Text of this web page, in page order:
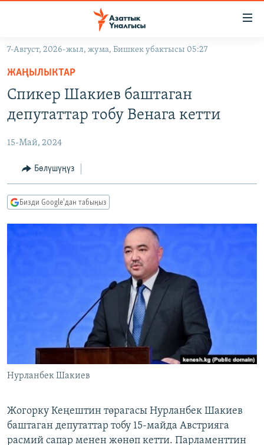
Навигацияга
өтүңүз
Издөөгө
салыңызКЫРГЫЗСТАН
ЭКОНОМИКА
МАДАНИЯТ
БОРБОР АЗИЯ
УКРАИНА
АТАЙЫН ИЛИКТӨӨ
ТВ ПРОГРАММАЛАР
ЭКСПЕРТТЕР ТАЛДАЙТ
ЫҢГАЙСЫЗ СУРООЛОР
ӨЗГӨЧӨ ПИКИР
ЭЕ/АРнун бардык сайттары
7-Август, 2026-жыл, жума, Бишкек убактысы 05:27
ЖАҢЫЛЫКТАР
Спикер Шакиев баштаган
депутаттар тобу Венага кетти
15-Май, 2024
Бөлүшүңүз
Бизди Google'дан табыңыз
Нурланбек Шакиев
Жогорку Кеңештин төрагасы Нурланбек Шакиев
баштаган депутаттар тобу 15-майда Австрияга
расмий сапар менен жөнөп кетти. Парламенттин